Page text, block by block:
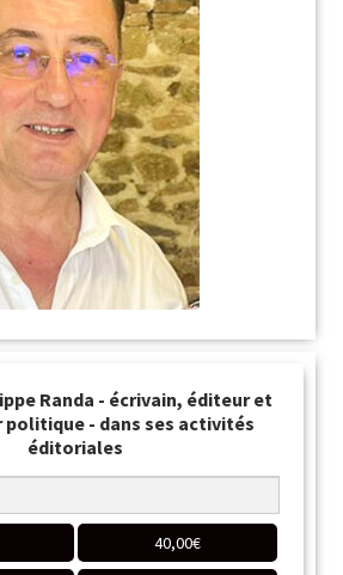
Randa - écrivain, éditeur et
politique - dans ses activités
éditoriales
40,00€